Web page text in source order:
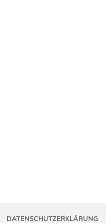
DATENSCHUTZERKLÄRUNG